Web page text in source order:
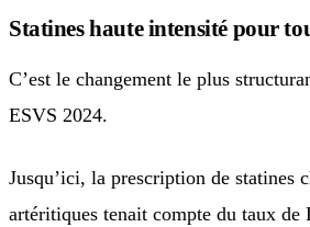
Statines haute intensité pour
C’est le changement le plus
ESVS 2024.
Jusqu’ici, la prescription de statines
artéritiques tenait compte du taux